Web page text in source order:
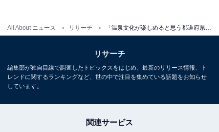
All About ニュース リサーチ 「温泉文化が楽しめると思う都道府県」ランキング！ 2位「群馬県」、1位は？
リサーチ
編集部が独自目線で調査したトピックスをはじめ、最新のリリース情報、ト
レンドに関するランキングなど、世の中で注目を集めている話題をお知らせ
しています。
関連サービス